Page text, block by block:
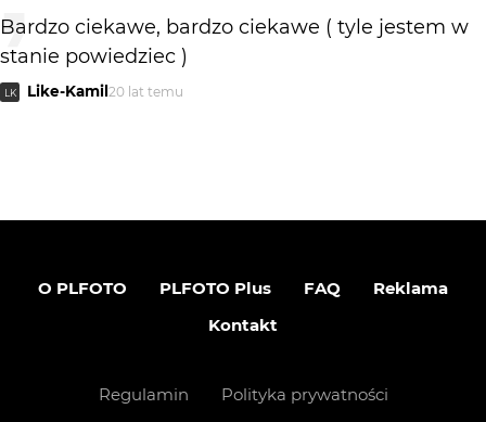
Bardzo ciekawe, bardzo ciekawe ( tyle jestem w
stanie powiedziec )
LK Like-Kamil 20 lat temu
O PLFOTO PLFOTO Plus FAQ
Reklama
Kontakt
Regulamin Polityka prywatności